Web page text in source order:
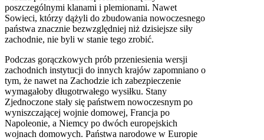
poszczególnymi klanami i plemionami. Nawet
Sowieci, którzy dążyli do zbudowania nowoczesnego
państwa znacznie bezwzględniej niż dzisiejsze siły
zachodnie, nie byli w stanie tego zrobić.
Podczas gorączkowych prób przeniesienia wersji
zachodnich instytucji do innych krajów zapomniano o
tym, że nawet na Zachodzie ich zabezpieczenie
wymagałoby długotrwałego wysiłku. Stany
Zjednoczone stały się państwem nowoczesnym po
wyniszczającej wojnie domowej, Francja po
Napoleonie, a Niemcy po dwóch europejskich
wojnach domowych. Państwa narodowe w Europie